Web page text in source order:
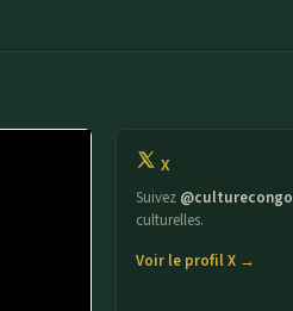
X
Suivez @culturecongo
culturelles.
Voir le profil X →